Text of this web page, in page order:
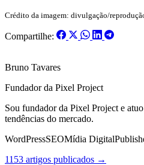
Crédito da imagem: divulgação/
Compartilhe:
Bruno Tavares
Fundador da Pixel Project
Sou fundador da Pixel Project e
tendências do mercado.
WordPressSEOMídia Digital
1153 artigos publicados →